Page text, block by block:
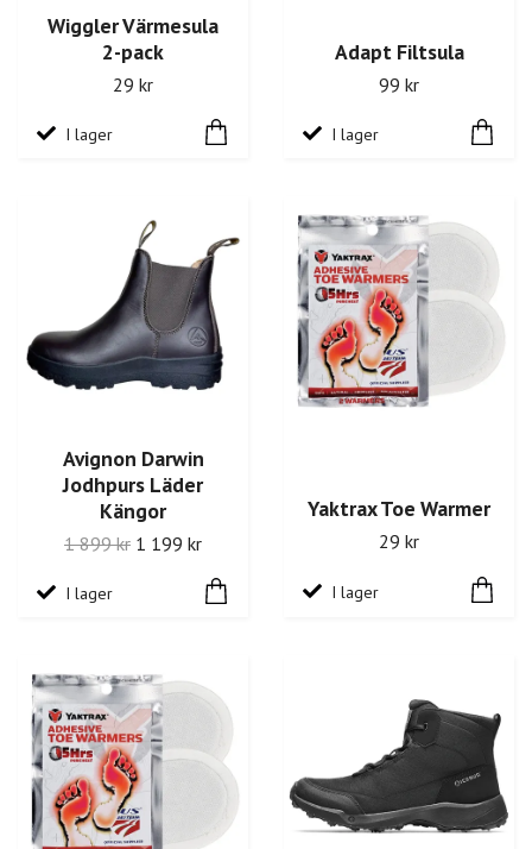
Wiggler Värmesula
2-pack
29 kr
I lager
Adapt Filtsula
99 kr
I lager
Avignon Darwin
Jodhpurs Läder
Kängor
1 899 kr 1 199 kr
I lager
Yaktrax Toe Warmer
29 kr
I lager